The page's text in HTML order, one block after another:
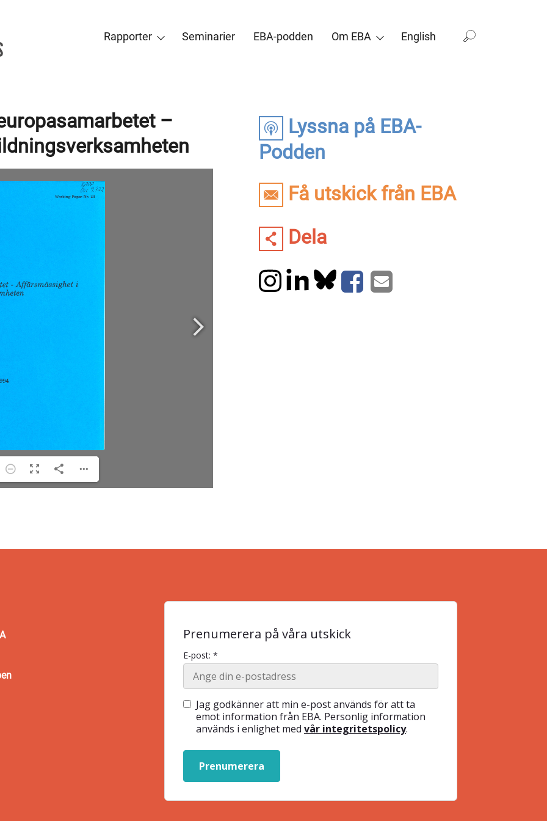
Rapporter Seminarier EBA-podden Om EBA English
Lyssna på EBA-
Podden
Få utskick från EBA
Dela
–
Prenumerera på våra utskick
E-post: *
Jag godkänner att min e-post används för att ta
emot information från EBA. Personlig information
används i enlighet med vår integritetspolicy.
Prenumerera